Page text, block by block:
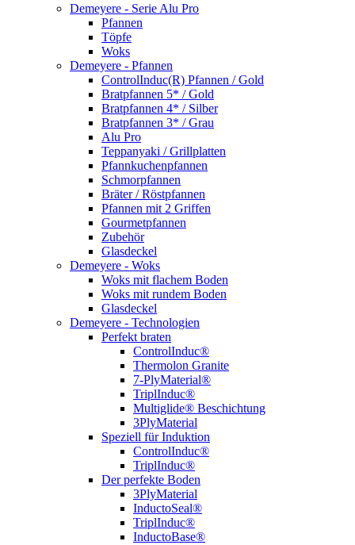
Demeyere - Serie Alu Pro
Pfannen
Töpfe
Woks
Demeyere - Pfannen
ControlInduc(R) Pfannen / Gold
Bratpfannen 5* / Gold
Bratpfannen 4* / Silber
Bratpfannen 3* / Grau
Alu Pro
Teppanyaki / Grillplatten
Pfannkuchenpfannen
Schmorpfannen
Bräter / Röstpfannen
Pfannen mit 2 Griffen
Gourmetpfannen
Zubehör
Glasdeckel
Demeyere - Woks
Woks mit flachem Boden
Woks mit rundem Boden
Glasdeckel
Demeyere - Technologien
Perfekt braten
ControlInduc®
Thermolon Granite
7-PlyMaterial®
TriplInduc®
Multiglide® Beschichtung
3PlyMaterial
Speziell für Induktion
ControlInduc®
TriplInduc®
Der perfekte Boden
3PlyMaterial
InductoSeal®
TriplInduc®
InductoBase®